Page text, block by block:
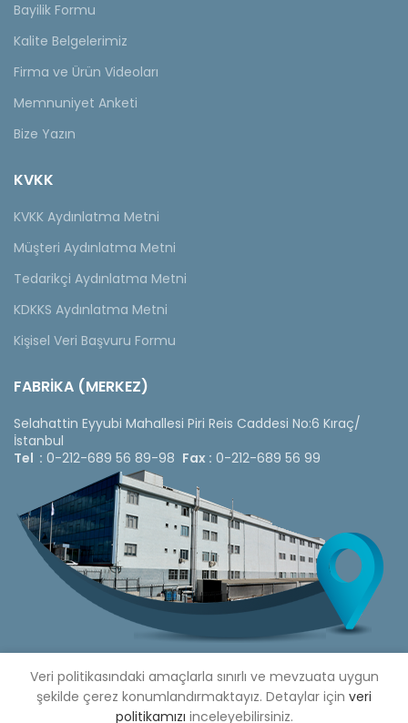
Bayilik Formu
Kalite Belgelerimiz
Firma ve Ürün Videoları
Memnuniyet Anketi
Bize Yazın
KVKK
KVKK Aydınlatma Metni
Müşteri Aydınlatma Metni
Tedarikçi Aydınlatma Metni
KDKKS Aydınlatma Metni
Kişisel Veri Başvuru Formu
FABRİKA (MERKEZ)
Selahattin Eyyubi Mahallesi Piri Reis Caddesi No:6 Kıraç/
İstanbul
Tel : 0-212-689 56 89-98 Fax : 0-212-689 56 99
Copyright © 2020 Çetinkaya Pano |Çetinkaya Pano Fiyat
Veri politikasındaki amaçlarla sınırlı ve mevzuata uygun
şekilde çerez konumlandırmaktayız. Detaylar için veri
politikamızı inceleyebilirsiniz.